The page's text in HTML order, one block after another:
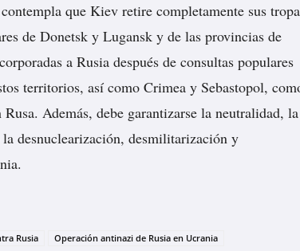
que Kiev retire completamente sus
de Donetsk y Lugansk y de las provincias de
a Rusia después de consultas populares
territorios, así como Crimea y Sebastopol,
Además, debe garantizarse la neutralidad, la
desnuclearización, desmilitarización y
Rusia
Operación antinazi de Rusia en Ucrania